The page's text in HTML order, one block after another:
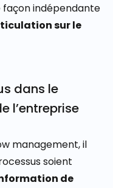
façon indépendante
sur le
dans le
l’entreprise
management, il
soient
de